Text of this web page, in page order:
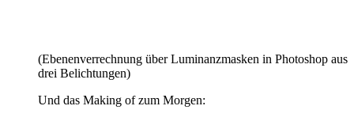
(Ebenenverrechnung über Luminanzmasken in Photoshop aus
drei Belichtungen)
Und das Making of zum Morgen: